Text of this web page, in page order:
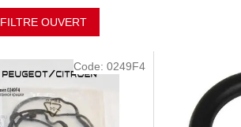
FILTRE OUVERT
Code: 0249F4